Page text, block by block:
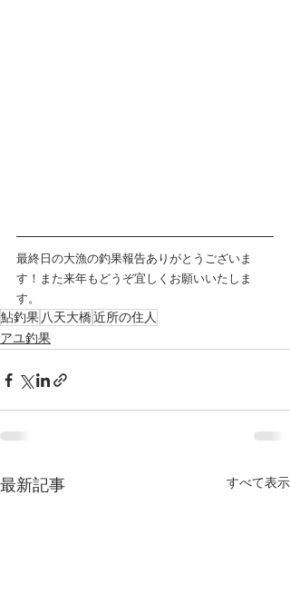
最終日の大漁の釣果報告ありがとうございま
す！また来年もどうぞ宜しくお願いいたしま
す。
鮎釣果 八天大橋近所の住人
アユ釣果
最新記事 すべて表示